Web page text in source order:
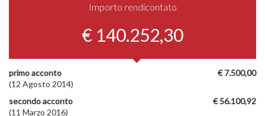
Importo rendicontato
€ 140.252,30
€ 7.500,00
primo acconto
(12 Agosto 2014)
€ 56.100,92
secondo acconto
(11 Marzo 2016)